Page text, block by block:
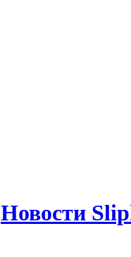
Новости